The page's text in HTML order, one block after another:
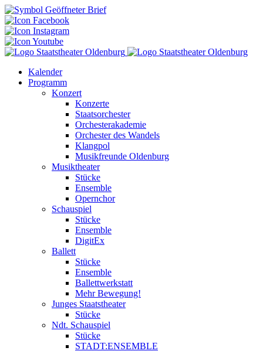
Kalender
Programm
Konzert
Konzerte
Staatsorchester
Orchesterakademie
Orchester des Wandels
Klangpol
Musikfreunde Oldenburg
Musiktheater
Stücke
Ensemble
Opernchor
Schauspiel
Stücke
Ensemble
DigitEx
Ballett
Stücke
Ensemble
Ballettwerkstatt
Mehr Bewegung!
Junges Staatstheater
Stücke
Ndt. Schauspiel
Stücke
STADT:ENSEMBLE